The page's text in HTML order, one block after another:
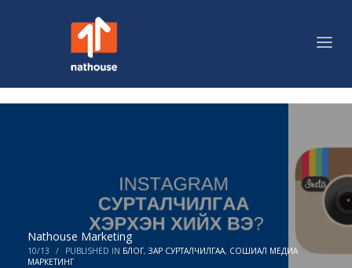
Nathouse Marketing
10/13 / PUBLISHED IN БЛОГ, ЗАР СУРТАЛЧИЛГАА, СОШИАЛ МЕДИА
МАРКЕТИНГ